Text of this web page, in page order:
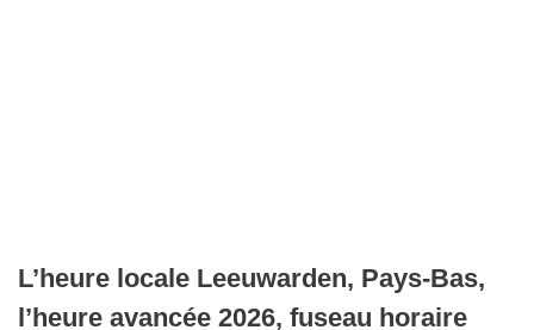
L’heure locale Leeuwarden, Pays-Bas,
l’heure avancée 2026, fuseau horaire